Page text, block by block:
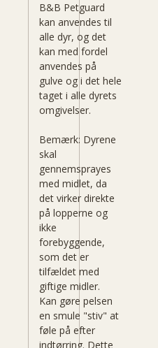
B&B Petguard
kan anvendes til
alle dyr, og det
kan med fordel
anvendes på
gulve og i det hele
taget i alle dyrets
omgivelser.
Bemærk: Dyrene
skal
gennemsprayes
med midlet, da
det virker direkte
på lopperne og
ikke
forebyggende,
som det er
tilfældet med
giftige midler.
Kan gøre pelsen
en smule "stiv" at
føle på efter
indtørring. Dette